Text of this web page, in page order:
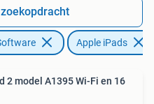
Apple iPads
A1395 Wi-Fi en 16